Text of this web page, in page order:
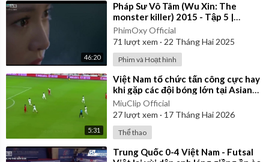
46:20
⁣Pháp Sư Vô Tâm (Wu Xin: The
monster killer) 2015 - Tập 5 |
Thuyết Minh
PhimOxy Official
71 lượt xem · 22 Tháng Hai 2025
Phim và Hoạt hình
5:31
⁣Việt Nam tổ chức tấn công cực hay
khi gặp các đội bóng lớn tại Asian
Cup 2019
MiuClip Official
27lượt xem · 17 Tháng Hai 2026
Thể thao
⁣Trung Quốc 0-4 Việt Nam - Futsal